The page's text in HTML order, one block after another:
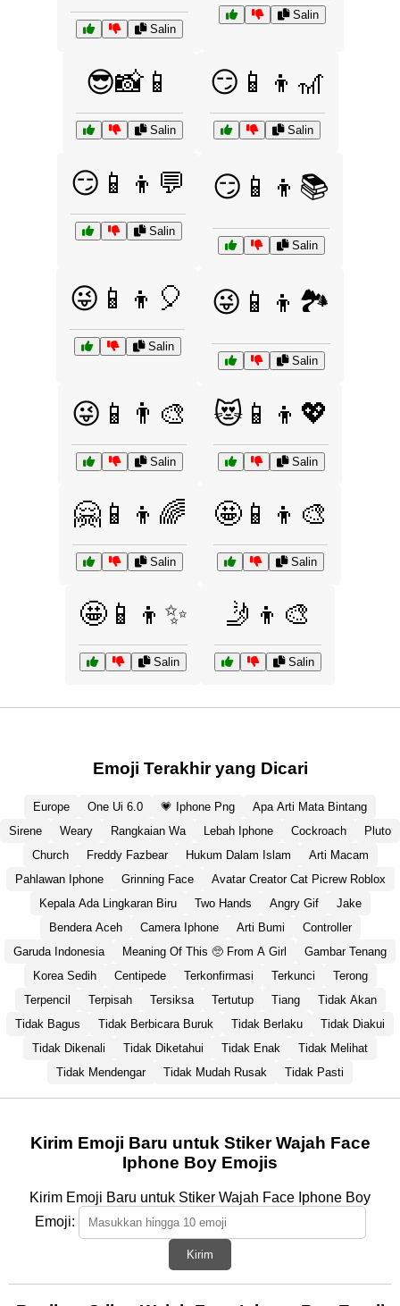
Salin
Salin
😎📸📱
Salin
😏📱👦🎢
Salin
😏📱👦💬
Salin
😏📱👦📚
Salin
😜📱👦🎈
Salin
😜📱👦🏞️
Salin
😜📱👨‍🎨
Salin
😻📱👦💖
Salin
🤗📱👦🌈
Salin
🤩📱👦🎨
Salin
🤩📱👦✨
Salin
🤳👦🎨
Salin
Emoji Terakhir yang Dicari
Europe One Ui 6.0 💗 Iphone Png
Apa Arti Mata Bintang
Sirene
Weary Rangkaian Wa Lebah Iphone Cockroach
Pluto
Church
Freddy Fazbear Hukum Dalam Islam
Arti Macam
Pahlawan Iphone
Grinning Face
Avatar Creator Cat Picrew Roblox
Kepala Ada Lingkaran Biru
Two Hands Angry Gif
Jake
Bendera Aceh
Camera Iphone Arti Bumi
Controller
Garuda Indonesia
Meaning Of This 🥺 From A Girl
Gambar Tenang
Korea Sedih
Centipede Terkonfirmasi Terkunci
Terong
Terpencil
Terpisah Tersiksa Tertutup Tiang
Tidak Akan
Tidak Bagus
Tidak Berbicara Buruk Tidak Berlaku
Tidak Diakui
Tidak Dikenali
Tidak Diketahui Tidak Enak
Tidak Melihat
Tidak Mendengar
Tidak Mudah Rusak Tidak Pasti
Kirim Emoji Baru untuk Stiker Wajah Face
Iphone Boy Emojis
Kirim Emoji Baru untuk Stiker Wajah Face Iphone Boy
Emoji:
Kirim